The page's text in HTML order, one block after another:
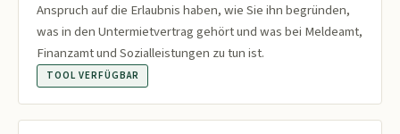
Anspruch auf die Erlaubnis haben, wie Sie ihn begründen,
was in den Untermietvertrag gehört und was bei Meldeamt,
Finanzamt und Sozialleistungen zu tun ist.
TOOL VERFÜGBAR